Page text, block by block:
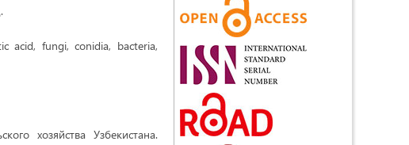
acid, fungi, conidia, bacteria,
хозяйства Узбекистана.